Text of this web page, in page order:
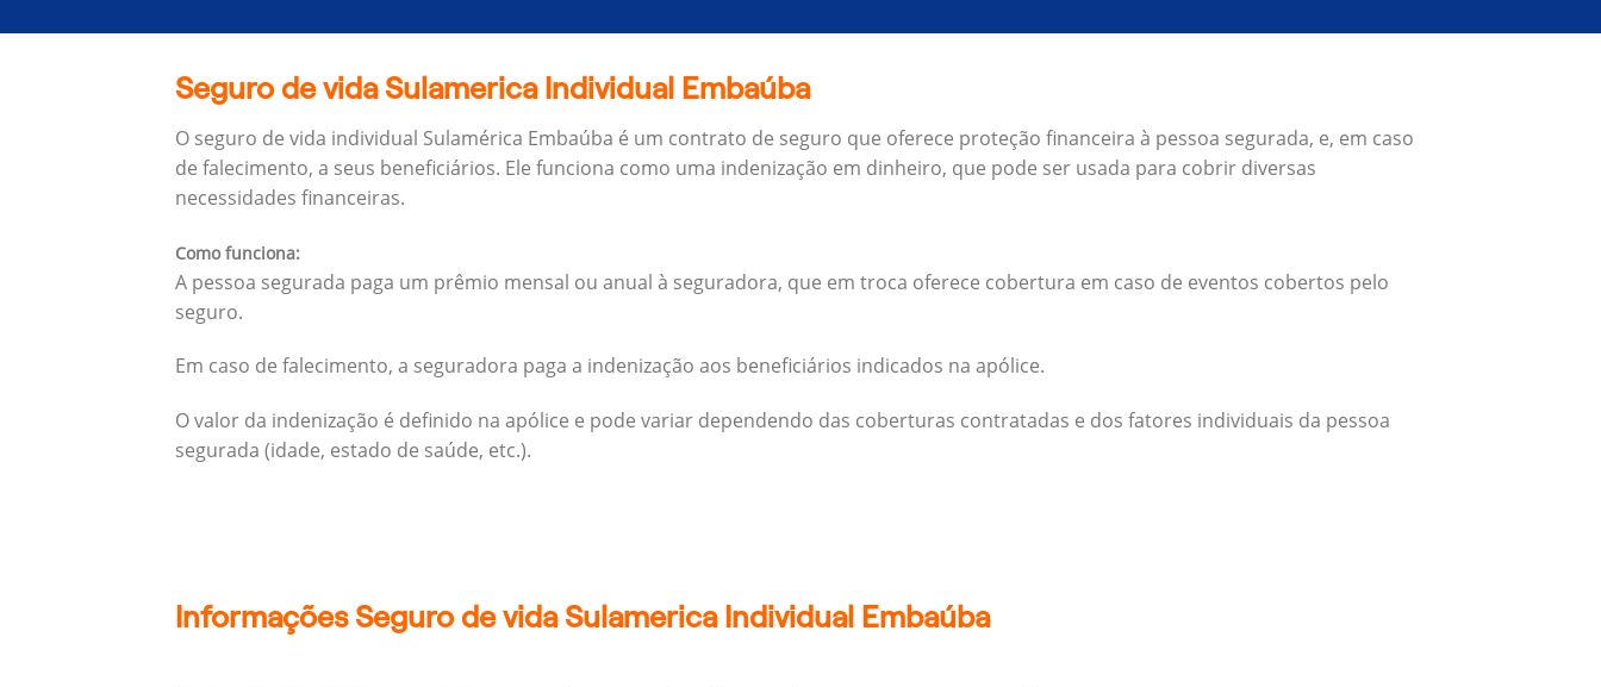
Seguro de vida Sulamerica Individual Embaúba
O seguro de vida individual Sulamérica Embaúba é um contrato de seguro que oferece proteção financeira à pessoa segurada, e, em caso
de falecimento, a seus beneficiários. Ele funciona como uma indenização em dinheiro, que pode ser usada para cobrir diversas
necessidades financeiras.
Como funciona:
A pessoa segurada paga um prêmio mensal ou anual à seguradora, que em troca oferece cobertura em caso de eventos cobertos pelo
seguro.
Em caso de falecimento, a seguradora paga a indenização aos beneficiários indicados na apólice.
O valor da indenização é definido na apólice e pode variar dependendo das coberturas contratadas e dos fatores individuais da pessoa
segurada (idade, estado de saúde, etc.).
Informações Seguro de vida Sulamerica Individual Embaúba